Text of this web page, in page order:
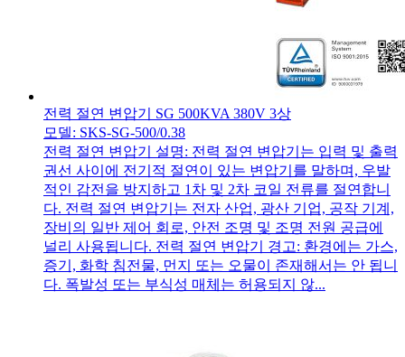
전력 절연 변압기 SG 500KVA 380V 3상
모델: SKS-SG-500/0.38
전력 절연 변압기 설명: 전력 절연 변압기는 입력 및 출력
권선 사이에 전기적 절연이 있는 변압기를 말하며, 우발
적인 감전을 방지하고 1차 및 2차 코일 전류를 절연합니
다. 전력 절연 변압기는 전자 산업, 광산 기업, 공작 기계,
장비의 일반 제어 회로, 안전 조명 및 조명 전원 공급에
널리 사용됩니다. 전력 절연 변압기 경고: 환경에는 가스,
증기, 화학 침전물, 먼지 또는 오물이 존재해서는 안 됩니
다. 폭발성 또는 부식성 매체는 허용되지 않...